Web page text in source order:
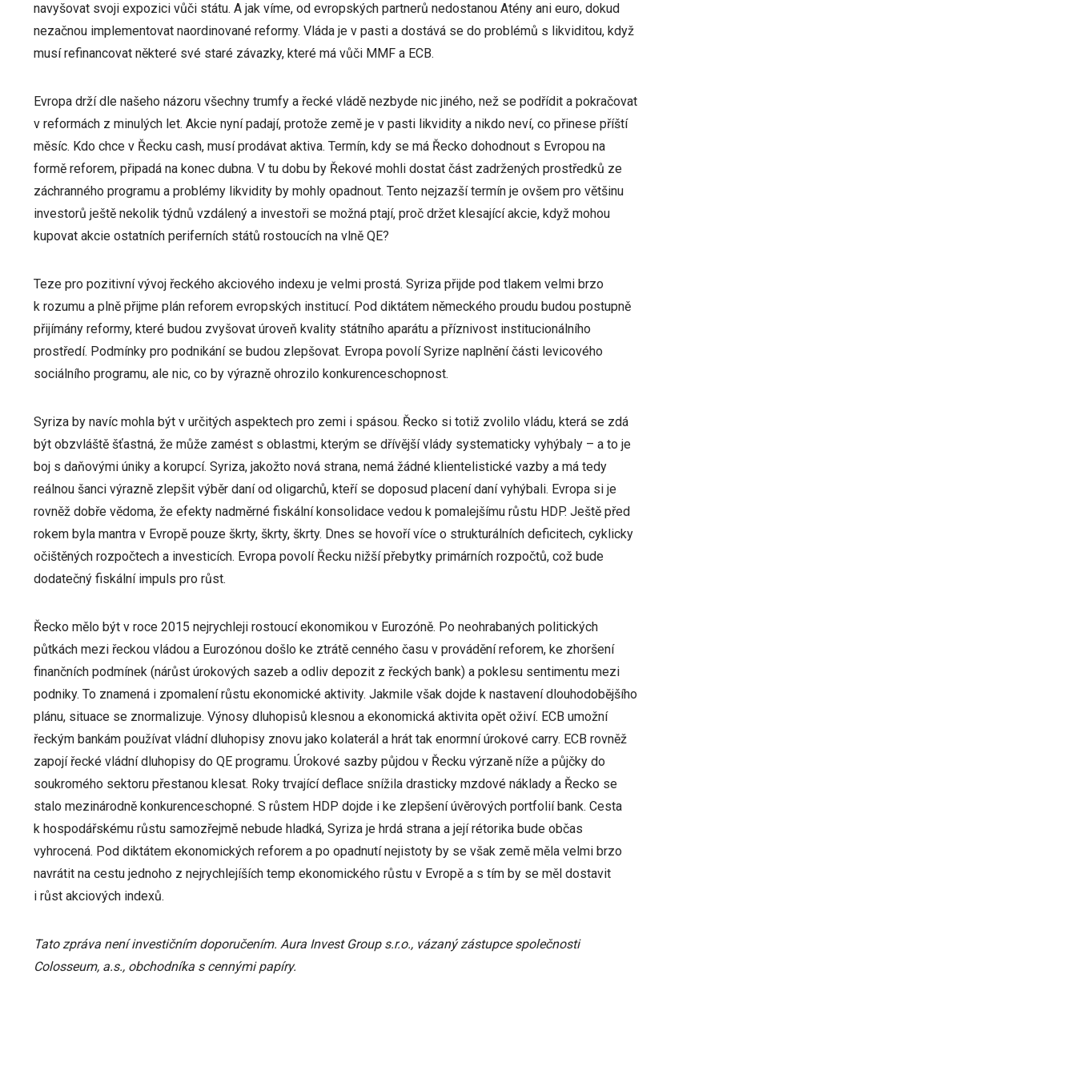
navyšovat svoji expozici vůči státu. A jak víme, od evropských partnerů nedostanou Atény ani euro, dokud
nezačnou implementovat naordinované reformy. Vláda je v pasti a dostává se do problémů s likviditou, když
musí refinancovat některé své staré závazky, které má vůči MMF a ECB.
Evropa drží dle našeho názoru všechny trumfy a řecké vládě nezbyde nic jiného, než se podřídit a pokračovat
v reformách z minulých let. Akcie nyní padají, protože země je v pasti likvidity a nikdo neví, co přinese příští
měsíc. Kdo chce v Řecku cash, musí prodávat aktiva. Termín, kdy se má Řecko dohodnout s Evropou na
formě reforem, připadá na konec dubna. V tu dobu by Řekové mohli dostat část zadržených prostředků ze
záchranného programu a problémy likvidity by mohly opadnout. Tento nejzazší termín je ovšem pro většinu
investorů ještě nekolik týdnů vzdálený a investoři se možná ptají, proč držet klesající akcie, když mohou
kupovat akcie ostatních periferních států rostoucích na vlně QE?
Teze pro pozitivní vývoj řeckého akciového indexu je velmi prostá. Syriza přijde pod tlakem velmi brzo
k rozumu a plně přijme plán reforem evropských institucí. Pod diktátem německého proudu budou postupně
přijímány reformy, které budou zvyšovat úroveň kvality státního aparátu a příznivost institucionálního
prostředí. Podmínky pro podnikání se budou zlepšovat. Evropa povolí Syrize naplnění části levicového
sociálního programu, ale nic, co by výrazně ohrozilo konkurenceschopnost.
Syriza by navíc mohla být v určitých aspektech pro zemi i spásou. Řecko si totiž zvolilo vládu, která se zdá
být obzvláště šťastná, že může zamést s oblastmi, kterým se dřívější vlády systematicky vyhýbaly – a to je
boj s daňovými úniky a korupcí. Syriza, jakožto nová strana, nemá žádné klientelistické vazby a má tedy
reálnou šanci výrazně zlepšit výběr daní od oligarchů, kteří se doposud placení daní vyhýbali. Evropa si je
rovněž dobře vědoma, že efekty nadměrné fiskální konsolidace vedou k pomalejšímu růstu HDP. Ještě před
rokem byla mantra v Evropě pouze škrty, škrty, škrty. Dnes se hovoří více o strukturálních deficitech, cyklicky
očištěných rozpočtech a investicích. Evropa povolí Řecku nižší přebytky primárních rozpočtů, což bude
dodatečný fiskální impuls pro růst.
Řecko mělo být v roce 2015 nejrychleji rostoucí ekonomikou v Eurozóně. Po neohrabaných politických
půtkách mezi řeckou vládou a Eurozónou došlo ke ztrátě cenného času v provádění reforem, ke zhoršení
finančních podmínek (nárůst úrokových sazeb a odliv depozit z řeckých bank) a poklesu sentimentu mezi
podniky. To znamená i zpomalení růstu ekonomické aktivity. Jakmile však dojde k nastavení dlouhodobějšího
plánu, situace se znormalizuje. Výnosy dluhopisů klesnou a ekonomická aktivita opět oživí. ECB umožní
řeckým bankám používat vládní dluhopisy znovu jako kolaterál a hrát tak enormní úrokové carry. ECB rovněž
zapojí řecké vládní dluhopisy do QE programu. Úrokové sazby půjdou v Řecku výrzaně níže a půjčky do
soukromého sektoru přestanou klesat. Roky trvající deflace snížila drasticky mzdové náklady a Řecko se
stalo mezinárodně konkurenceschopné. S růstem HDP dojde i ke zlepšení úvěrových portfolií bank. Cesta
k hospodářskému růstu samozřejmě nebude hladká, Syriza je hrdá strana a její rétorika bude občas
vyhrocená. Pod diktátem ekonomických reforem a po opadnutí nejistoty by se však země měla velmi brzo
navrátit na cestu jednoho z nejrychlejíších temp ekonomického růstu v Evropě a s tím by se měl dostavit
i růst akciových indexů.
Tato zpráva není investičním doporučením. Aura Invest Group s.r.o., vázaný zástupce společnosti
Colosseum, a.s., obchodníka s cennými papíry.